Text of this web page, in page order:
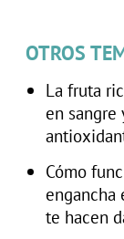
OTROS
La fruta
en
Cómo
engancha
te hacen